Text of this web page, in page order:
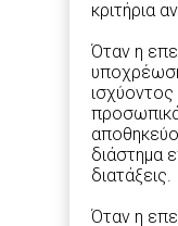
κριτήρια
Όταν η
ισχύοντος
διάστημα
διατάξεις.
Όταν η